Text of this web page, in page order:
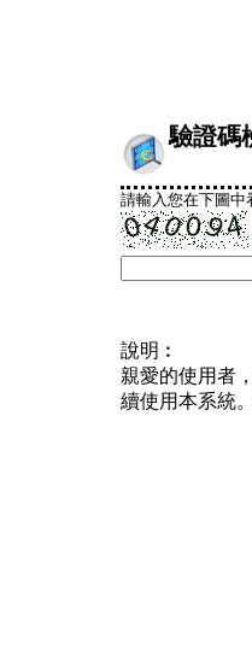
驗證碼
請輸入您在下圖中
說明︰
親愛的使用者
續使用本系統